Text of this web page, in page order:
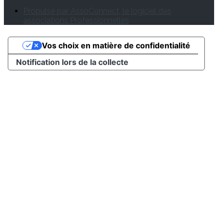
Notification lors de la collecte
Vos choix en matière de confidentialité